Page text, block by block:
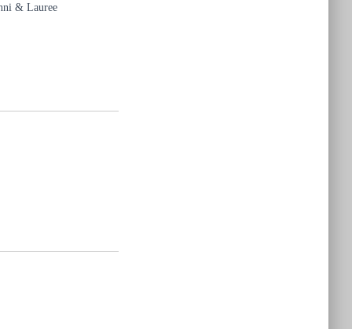
& Lauree